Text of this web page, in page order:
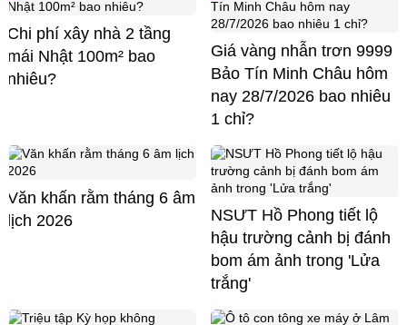
Chi phí xây nhà 2 tầng
mái Nhật 100m² bao
nhiêu?
Giá vàng nhẫn trơn 9999
Bảo Tín Minh Châu hôm
nay 28/7/2026 bao nhiêu
1 chỉ?
Văn khấn rằm tháng 6 âm
lịch 2026
NSƯT Hồ Phong tiết lộ
hậu trường cảnh bị đánh
bom ám ảnh trong 'Lửa
trắng'